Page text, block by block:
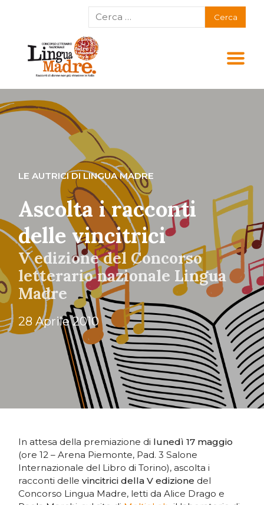
LE AUTRICI DI LINGUA MADRE
Ascolta i racconti
delle vincitrici
V edizione del Concorso
letterario nazionale Lingua
Madre
28 Aprile 2010
In attesa della premiazione di lunedì 17 maggio
(ore 12 – Arena Piemonte, Pad. 3 Salone
Internazionale del Libro di Torino), ascolta i
racconti dellevincitrici della V edizione del
Concorso Lingua Madre, letti da Alice Drago e